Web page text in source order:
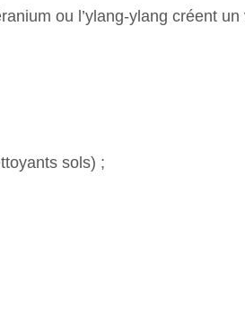
ou l’ylang-ylang créent
sols) ;